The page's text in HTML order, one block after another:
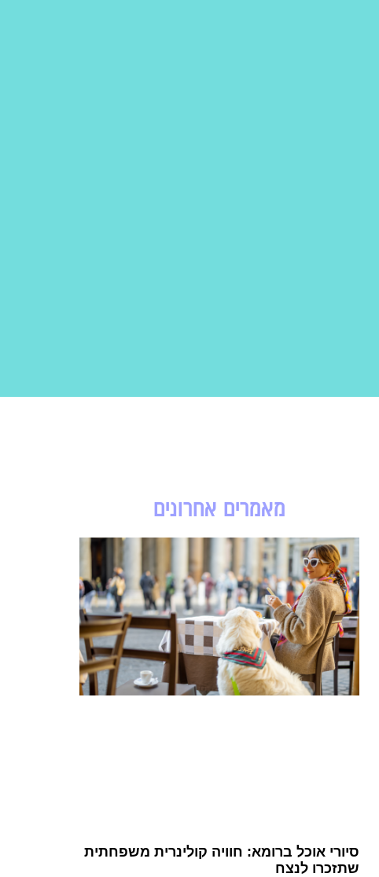
מאמרים אחרונים
סיורי אוכל ברומא: חוויה קולינרית משפחתית
שתזכרו לנצח